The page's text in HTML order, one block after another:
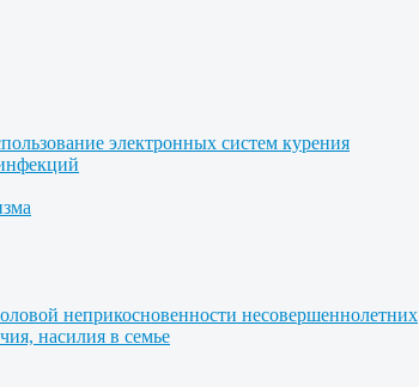
электронных систем курения
неприкосновенности несовершеннолетних
насилия в семье